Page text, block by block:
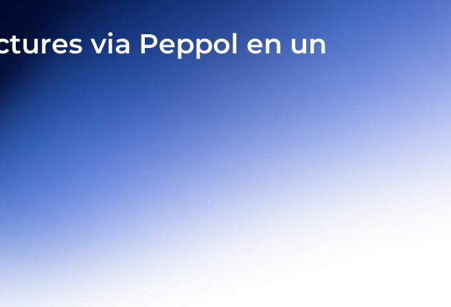
via Peppol en un